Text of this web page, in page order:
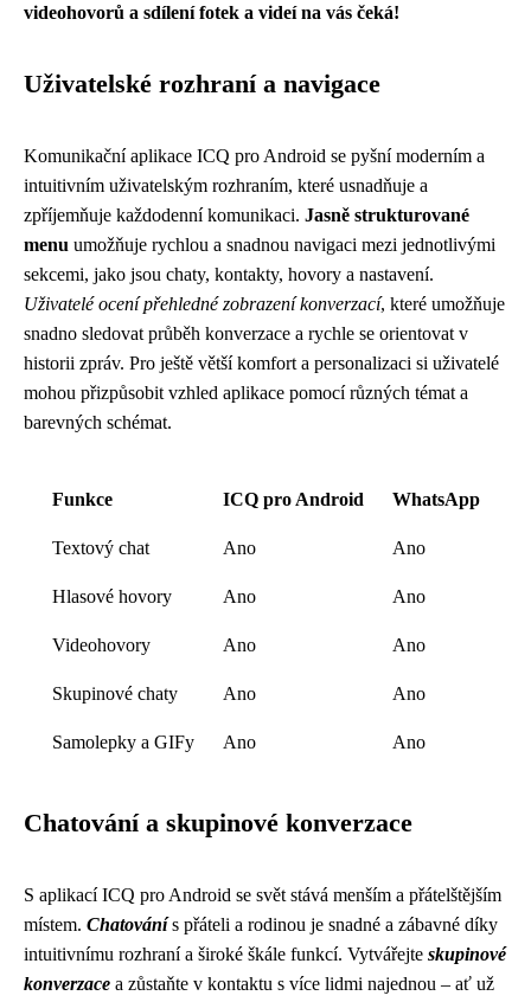
videohovorů a sdílení fotek a videí na vás čeká!
Uživatelské rozhraní a navigace
Komunikační aplikace ICQ pro Android se pyšní moderním a
intuitivním uživatelským rozhraním, které usnadňuje a
zpříjemňuje každodenní komunikaci. Jasně strukturované
menu umožňuje rychlou a snadnou navigaci mezi jednotlivými
sekcemi, jako jsou chaty, kontakty, hovory a nastavení.
Uživatelé ocení přehledné zobrazení konverzací, které umožňuje
snadno sledovat průběh konverzace a rychle se orientovat v
historii zpráv. Pro ještě větší komfort a personalizaci si uživatelé
mohou přizpůsobit vzhled aplikace pomocí různých témat a
barevných schémat.
Funkce ICQ pro Android WhatsApp
Textový chat Ano Ano
Hlasové hovory Ano Ano
Videohovory Ano Ano
Skupinové chaty Ano Ano
Samolepky a GIFy Ano Ano
Chatování a skupinové konverzace
S aplikací ICQ pro Android se svět stává menším a přátelštějším
místem. Chatovánís přáteli a rodinou je snadné a zábavné díky
intuitivnímu rozhraní a široké škále funkcí. Vytvářejte skupinové
konverzace a zůstaňte v kontaktu s více lidmi najednou – ať už